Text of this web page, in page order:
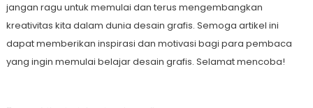
jangan ragu untuk memulai dan terus mengembangkan
kreativitas kita dalam dunia desain grafis. Semoga artikel ini
dapat memberikan inspirasi dan motivasi bagi para pembaca
yang ingin memulai belajar desain grafis. Selamat mencoba!